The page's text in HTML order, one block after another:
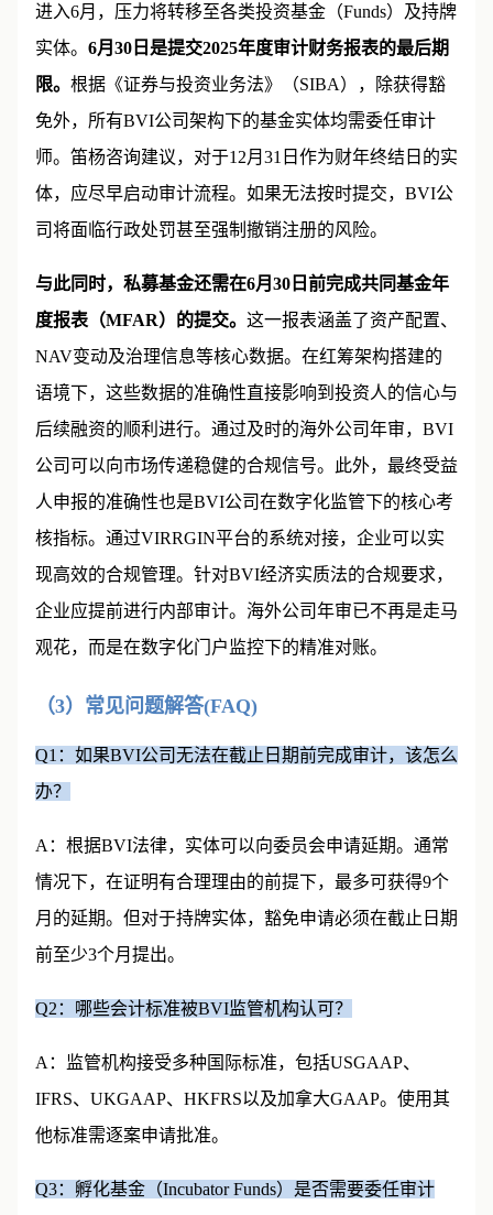
进入6月，压力将转移至各类投资基金（Funds）及持牌
实体。 6月30日是提交2025年度审计财务报表的最后期
限。 根据《证券与投资业务法》（SIBA），除获得豁
免外，所有BVI公司架构下的基金实体均需委任审计
师。笛杨咨询建议，对于12月31日作为财年终结日的实
体，应尽早启动审计流程。如果无法按时提交，BVI公
司将面临行政处罚甚至强制撤销注册的风险。
与此同时，私募基金还需在6月30日前完成共同基金年
度报表（MFAR）的提交。 这一报表涵盖了资产配置、
NAV变动及治理信息等核心数据。在红筹架构搭建的
语境下，这些数据的准确性直接影响到投资人的信心与
后续融资的顺利进行。通过及时的海外公司年审，BVI
公司可以向市场传递稳健的合规信号。此外，最终受益
人申报的准确性也是BVI公司在数字化监管下的核心考
核指标。通过VIRRGIN平台的系统对接，企业可以实
现高效的合规管理。针对BVI经济实质法的合规要求，
企业应提前进行内部审计。海外公司年审已不再是走马
观花，而是在数字化门户监控下的精准对账。
（3）常见问题解答(FAQ)
Q1：如果BVI公司无法在截止日期前完成审计，该怎么
办？
A：根据BVI法律，实体可以向委员会申请延期。通常
情况下，在证明有合理理由的前提下，最多可获得9个
月的延期。但对于持牌实体，豁免申请必须在截止日期
前至少3个月提出。
Q2：哪些会计标准被BVI监管机构认可？
A：监管机构接受多种国际标准，包括USGAAP、
IFRS、UKGAAP、HKFRS以及加拿大GAAP。使用其
他标准需逐案申请批准。
Q3：孵化基金（Incubator Funds）是否需要委任审计